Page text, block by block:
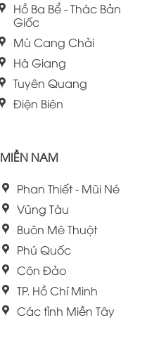
Hồ Ba Bể - Thác Bản
Giốc
Mù Cang Chải
Hà Giang
Tuyên Quang
Điện Biên
MIỀN NAM
Phan Thiết - Mũi Né
Vũng Tàu
Buôn Mê Thuột
Phú Quốc
Côn Đảo
TP. Hồ Chí Minh
Các tỉnh Miền Tây